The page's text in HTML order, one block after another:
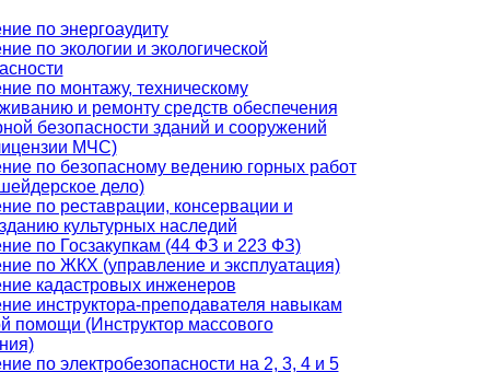
по энергоаудиту
по экологии и экологической
по монтажу, техническому
и ремонту средств обеспечения
безопасности зданий и сооружений
МЧС)
по безопасному ведению горных работ
дело)
по реставрации, консервации и
культурных наследий
по Госзакупкам (44 ФЗ и 223 ФЗ)
по ЖКХ (управление и эксплуатация)
кадастровых инженеров
инструктора-преподавателя навыкам
помощи (Инструктор массового
по электробезопасности на 2, 3, 4 и 5